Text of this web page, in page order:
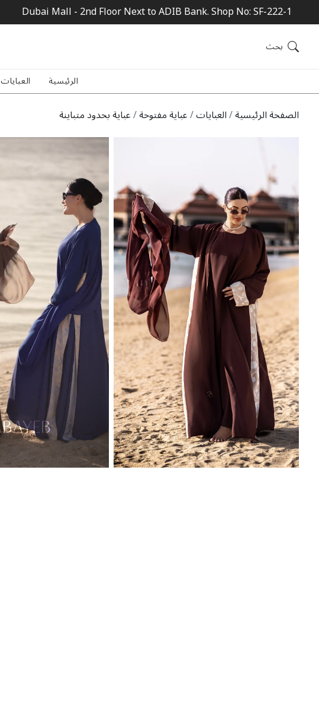
Dubai Mall - 2nd Floor Next to ADIB Bank. Shop No: SF-222-1
بحث
الرئيسية العبايات
الصفحة الرئيسية العبايات عباية مفتوحة عباية بحدود متباينة